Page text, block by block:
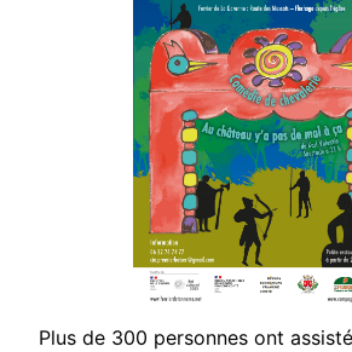
Plus de 300 personnes ont ass